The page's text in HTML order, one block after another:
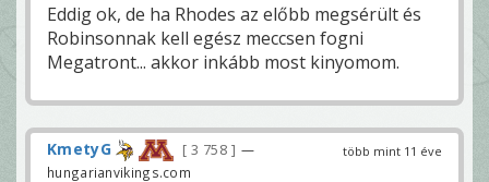
Eddig ok, de ha Rhodes az előbb megsérült és
Robinsonnak kell egész meccsen fogni
Megatront... akkor inkább most kinyomom.
több mint 11 éve
KmetyG 3 758
—
hungarianvikings.com